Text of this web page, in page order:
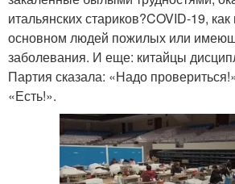
итальянских стариков?COVID-19, как
основном людей пожилых или
заболевания. И еще: китайцы
Партия сказала: «Надо
«Есть!».